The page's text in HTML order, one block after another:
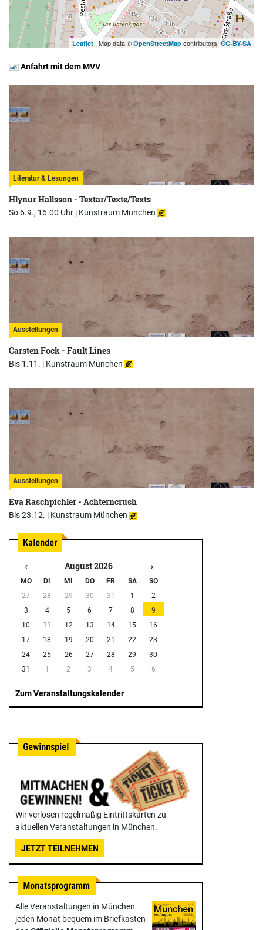
Leaflet| Map data © OpenStreetMap contributors,CC-BY-SA
Anfahrt mit dem MVV
Literatur & Lesungen
Hlynur Hallsson - Textar/Texte/Texts
So 6.9., 16.00 Uhr | Kunstraum München
Ausstellungen
Carsten Fock - Fault Lines
Bis 1.11. | Kunstraum München
Ausstellungen
Eva Raschpichler - Achterncrush
Bis 23.12. | Kunstraum München
‹ August 2026 ›
MO DI MI DO FR SA
SO
27
28 29 30 31 1
2
3
4 5 6 7 8
9
10
11 12 13 14 15
16
17
18 19 20 21 22
23
24
25 26 27 28 29
30
31
1 2 3 4 5 6
Zum Veranstaltungskalender
Wir verlosen regelmäßig Eintrittskarten zu
aktuellen Veranstaltungen in München.
JETZT TEILNEHMEN
Alle Veranstaltungen in München
jeden Monat bequem im Briefkasten -